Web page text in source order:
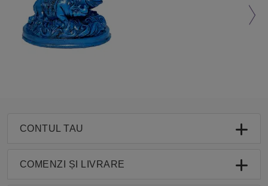
CONTUL TAU
COMENZI ȘI LIVRARE